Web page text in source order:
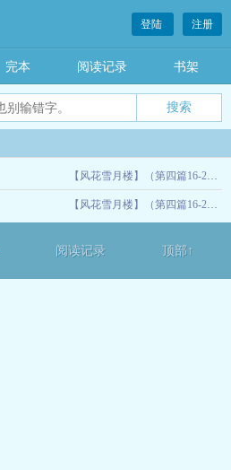
登陆 注册
完本 阅读记录 书架
【风花雪月楼】（第四篇16-22）
07-08
【风花雪月楼】（第四篇16-22）
阅读记录 顶部↑